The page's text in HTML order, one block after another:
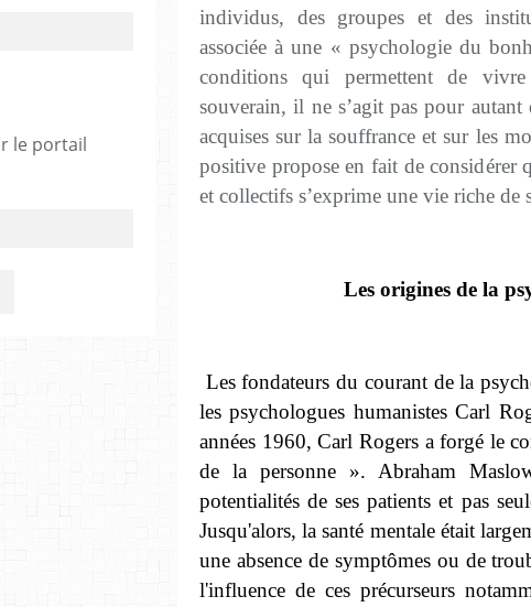
individus, des groupes et des
associée à une « psychologie du
conditions qui permettent de
souverain, il ne s’agit pas pour autant
acquises sur la souffrance et sur les
positive propose en fait de considérer
et collectifs s’exprime une vie riche de
Les origines de la
Les fondateurs du courant de la
les psychologues humanistes Carl
années 1960, Carl Rogers a forgé le
de la personne ». Abraham
potentialités de ses patients et pas
Jusqu'alors, la santé mentale était
une absence de symptômes ou de
l'influence de ces précurseurs
le portail